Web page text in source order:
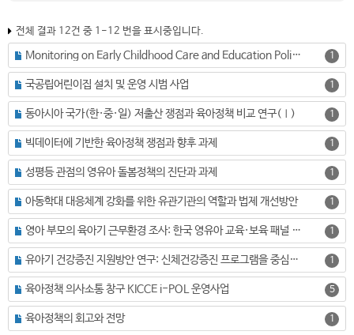
전체 결과 12건 중 1-12 번을 표시중입니다.
Monitoring on Early Childhood Care and Education Policies in the Asia-Pacific Countries: Focusing on the implementation of the Putrajaya Declaration (한글명: 아태지역국가들의 육아정책 모니터링 연구(I): 푸트라자야 선언문 실행과제를 중심으로) 1
국공립어린이집 설치 및 운영 시범 사업 1
동아시아 국가(한·중·일) 저출산 쟁점과 육아정책 비교 연구(Ⅰ) 1
빅데이터에 기반한 육아정책 쟁점과 향후 과제 1
성평등 관점의 영유아 돌봄정책의 진단과 과제 1
아동학대 대응체계 강화를 위한 유관기관의 역할과 법제 개선방안 1
영아 부모의 육아기 근무환경 조사: 한국 영유아 교육·보육 패널 가구를 대상으로 1
유아기 건강증진 지원방안 연구: 신체건강증진 프로그램을 중심으로 1
육아정책 의사소통 창구 KICCE i-POL 운영사업 5
육아정책의 회고와 전망 1